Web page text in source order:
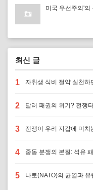
미국 우선주의'의
최신 글
1 자취생 식비 절약 실천
2 달러 패권의 위기? 전쟁
3 전쟁이 우리 지갑에 미치
4 중동 분쟁의 본질: 석유
5 나토(NATO)의 균열과